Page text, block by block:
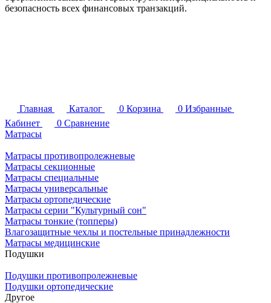
безопасность всех финансовых транзакций.
Главная Каталог 0 Корзина 0 Избранные
Кабинет
0 Сравнение
Матрасы
Матрасы противопролежневые
Матрасы секционные
Матрасы специальные
Матрасы универсальные
Матрасы ортопедические
Матрасы серии "Культурный сон"
Матрасы тонкие (топперы)
Влагозащитные чехлы и постельные принадлежности
Матрасы медицинские
Подушки
Подушки противопролежневые
Подушки ортопедические
Другое